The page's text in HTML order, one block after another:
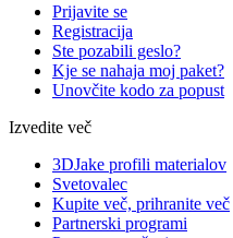
Prijavite se
Registracija
Ste pozabili geslo?
Kje se nahaja moj paket?
Unovčite kodo za popust
Izvedite več
3DJake profili materialov
Svetovalec
Kupite več, prihranite več
Partnerski programi